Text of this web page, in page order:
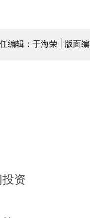
编辑：于海荣 | 版面
投资